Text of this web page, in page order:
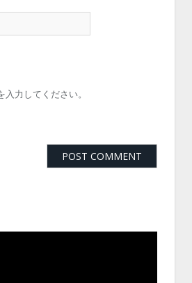
力してください。